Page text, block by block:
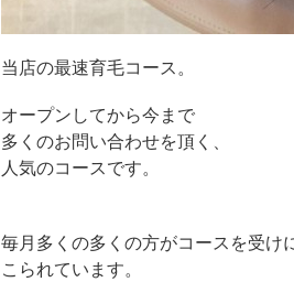
当店の最速育毛コース。
オープンしてから今まで
多くのお問い合わせを頂く、
人気のコースです。
毎月多くの多くの方がコースを受け
こられています。